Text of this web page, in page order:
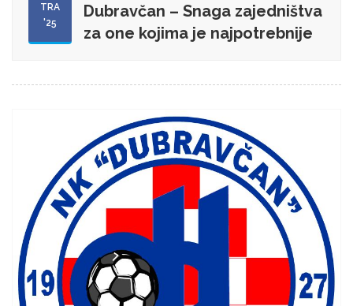
TRA
'25
Dubravčan – Snaga zajedništva
za one kojima je najpotrebnije